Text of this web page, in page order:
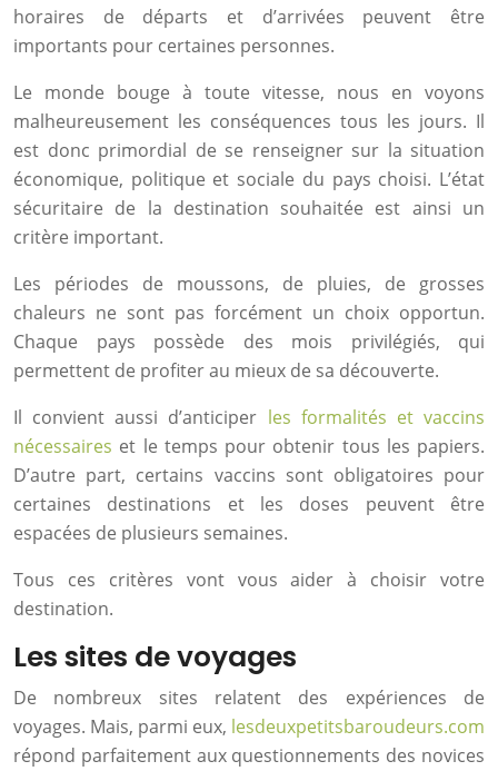
horaires de départs et d’arrivées peuvent être
importants pour certaines personnes.
Le monde bouge à toute vitesse, nous en voyons
malheureusement les conséquences tous les jours. Il
est donc primordial de se renseigner sur la situation
économique, politique et sociale du pays choisi. L’état
sécuritaire de la destination souhaitée est ainsi un
critère important.
Les périodes de moussons, de pluies, de grosses
chaleurs ne sont pas forcément un choix opportun.
Chaque pays possède des mois privilégiés, qui
permettent de profiter au mieux de sa découverte.
Il convient aussi d’anticiper les formalités et vaccins
nécessaires et le temps pour obtenir tous les papiers.
D’autre part, certains vaccins sont obligatoires pour
certaines destinations et les doses peuvent être
espacées de plusieurs semaines.
Tous ces critères vont vous aider à choisir votre
destination.
Les sites de voyages
De nombreux sites relatent des expériences de
voyages. Mais, parmi eux, lesdeuxpetitsbaroudeurs.com
répond parfaitement aux questionnements des novices